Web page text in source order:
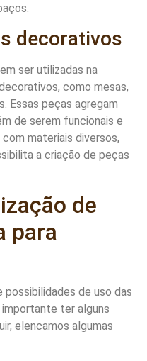
decorativos
ser utilizadas na
como mesas,
Essas peças agregam
de serem funcionais e
materiais diversos,
a criação de peças
de
para
possibilidades de uso das
importante ter alguns
elencamos algumas